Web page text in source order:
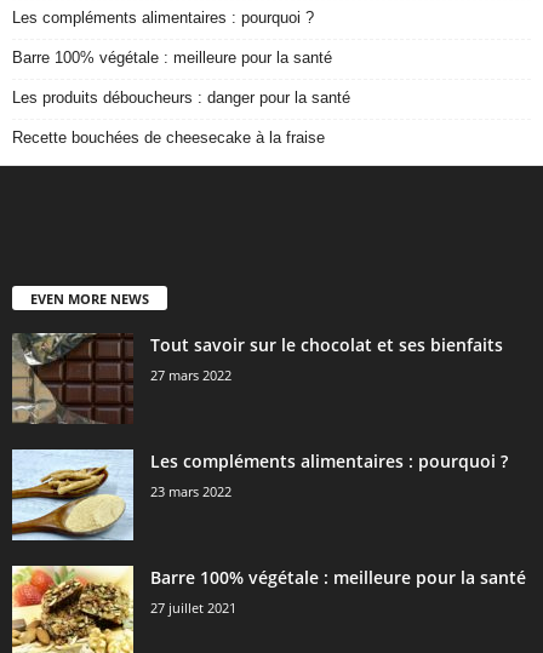
Les compléments alimentaires : pourquoi ?
Barre 100% végétale : meilleure pour la santé
Les produits déboucheurs : danger pour la santé
Recette bouchées de cheesecake à la fraise
EVEN MORE NEWS
Tout savoir sur le chocolat et ses bienfaits
27 mars 2022
Les compléments alimentaires : pourquoi ?
23 mars 2022
Barre 100% végétale : meilleure pour la santé
27 juillet 2021